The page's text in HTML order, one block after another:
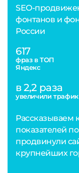
SEO-
фонтанов и
России
617
фраз в ТОП
Яндекс
в 2,2 раза
увеличили
Рассказываем
показателей
продвинули
крупнейших